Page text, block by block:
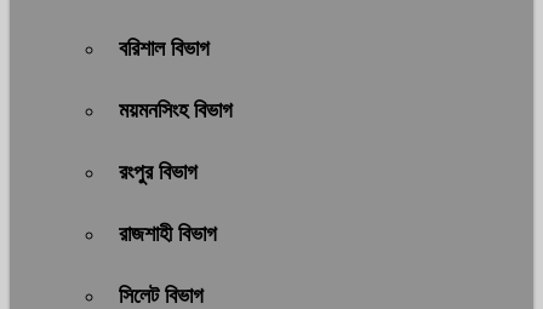
বরিশাল বিভাগ
ময়মনসিংহ বিভাগ
রংপুর বিভাগ
রাজশাহী বিভাগ
সিলেট বিভাগ